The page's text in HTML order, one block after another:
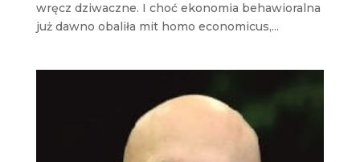
wręcz dziwaczne. I choć ekonomia behawioralna
już dawno obaliła mit homo economicus,...